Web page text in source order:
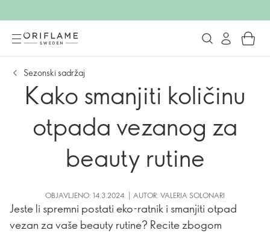
Sezonski sadržaj
Kako smanjiti količinu
otpada vezanog za
beauty rutine
OBJAVLJENO: 14.3.2024. | AUTOR: VALERIA SOLONARI
Jeste li spremni postati eko-ratnik i smanjiti otpad
vezan za vaše beauty rutine? Recite zbogom